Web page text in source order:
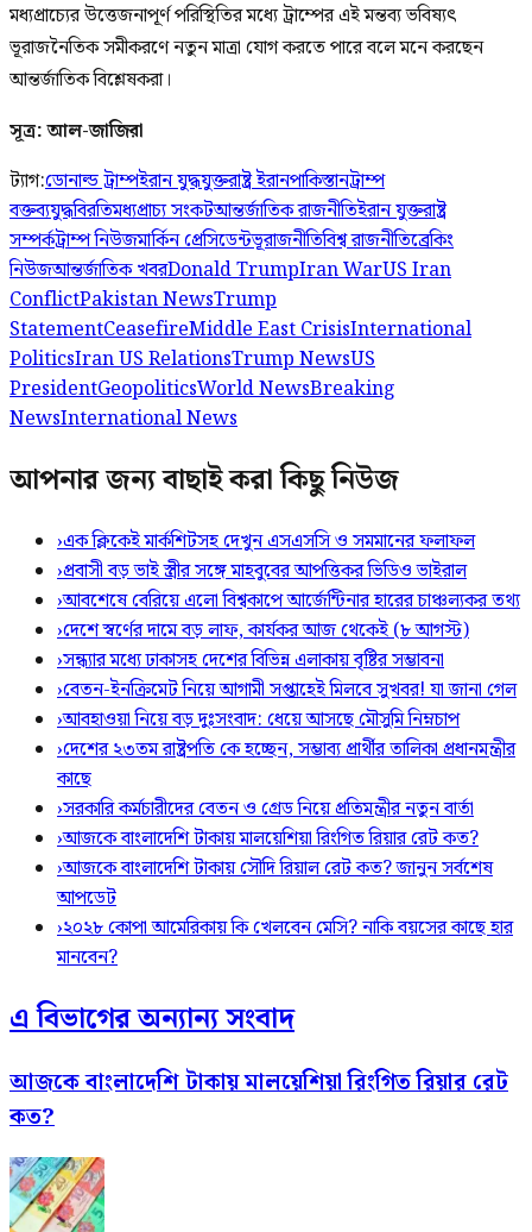
মধ্যপ্রাচ্যের উত্তেজনাপূর্ণ পরিস্থিতির মধ্যে ট্রাম্পের এই মন্তব্য ভবিষ্যৎ
ভূরাজনৈতিক সমীকরণে নতুন মাত্রা যোগ করতে পারে বলে মনে করছেন
আন্তর্জাতিক বিশ্লেষকরা।
সূত্র: আল-জাজিরা
ট্যাগ:ডোনাল্ড ট্রাম্পইরান যুদ্ধযুক্তরাষ্ট্র ইরানপাকিস্তানট্রাম্প
বক্তব্যযুদ্ধবিরতিমধ্যপ্রাচ্য সংকটআন্তর্জাতিক রাজনীতিইরান যুক্তরাষ্ট্র
সম্পর্কট্রাম্প নিউজমার্কিন প্রেসিডেন্টভূরাজনীতিবিশ্ব রাজনীতিব্রেকিং
নিউজআন্তর্জাতিক খবরDonald TrumpIran WarUS Iran
ConflictPakistan NewsTrump
StatementCeasefireMiddle East CrisisInternational
PoliticsIran US RelationsTrump NewsUS
PresidentGeopoliticsWorld NewsBreaking
NewsInternational News
আপনার জন্য বাছাই করা কিছু নিউজ
›এক ক্লিকেই মার্কশিটসহ দেখুন এসএসসি ও সমমানের ফলাফল
›প্রবাসী বড় ভাই স্ত্রীর সঙ্গে মাহবুবের আপত্তিকর ভিডিও ভাইরাল ​
›আবশেষে বেরিয়ে এলো বিশ্বকাপে আর্জেন্টিনার হারের চাঞ্চল্যকর তথ্য
›দেশে স্বর্ণের দামে বড় লাফ, কার্যকর আজ থেকেই (৮ আগস্ট)
›সন্ধ্যার মধ্যে ঢাকাসহ দেশের বিভিন্ন এলাকায় বৃষ্টির সম্ভাবনা
›বেতন-ইনক্রিমেট নিয়ে আগামী সপ্তাহেই মিলবে সুখবর! যা জানা গেল
›আবহাওয়া নিয়ে বড় দুঃসংবাদ: ধেয়ে আসছে মৌসুমি নিম্নচাপ
›দেশের ২৩তম রাষ্ট্রপতি কে হচ্ছেন, সম্ভাব্য প্রার্থীর তালিকা প্রধানমন্ত্রীর
কাছে
›সরকারি কর্মচারীদের বেতন ও গ্রেড নিয়ে প্রতিমন্ত্রীর নতুন বার্তা
›আজকে বাংলাদেশি টাকায় মালয়েশিয়া রিংগিত রিয়ার রেট কত?
›আজকে বাংলাদেশি টাকায় সৌদি রিয়াল রেট কত? জানুন সর্বশেষ
আপডেট
›২০২৮ কোপা আমেরিকায় কি খেলবেন মেসি? নাকি বয়সের কাছে হার
মানবেন?
এ বিভাগের অন্যান্য সংবাদ
আজকে বাংলাদেশি টাকায় মালয়েশিয়া রিংগিত রিয়ার রেট
কত?